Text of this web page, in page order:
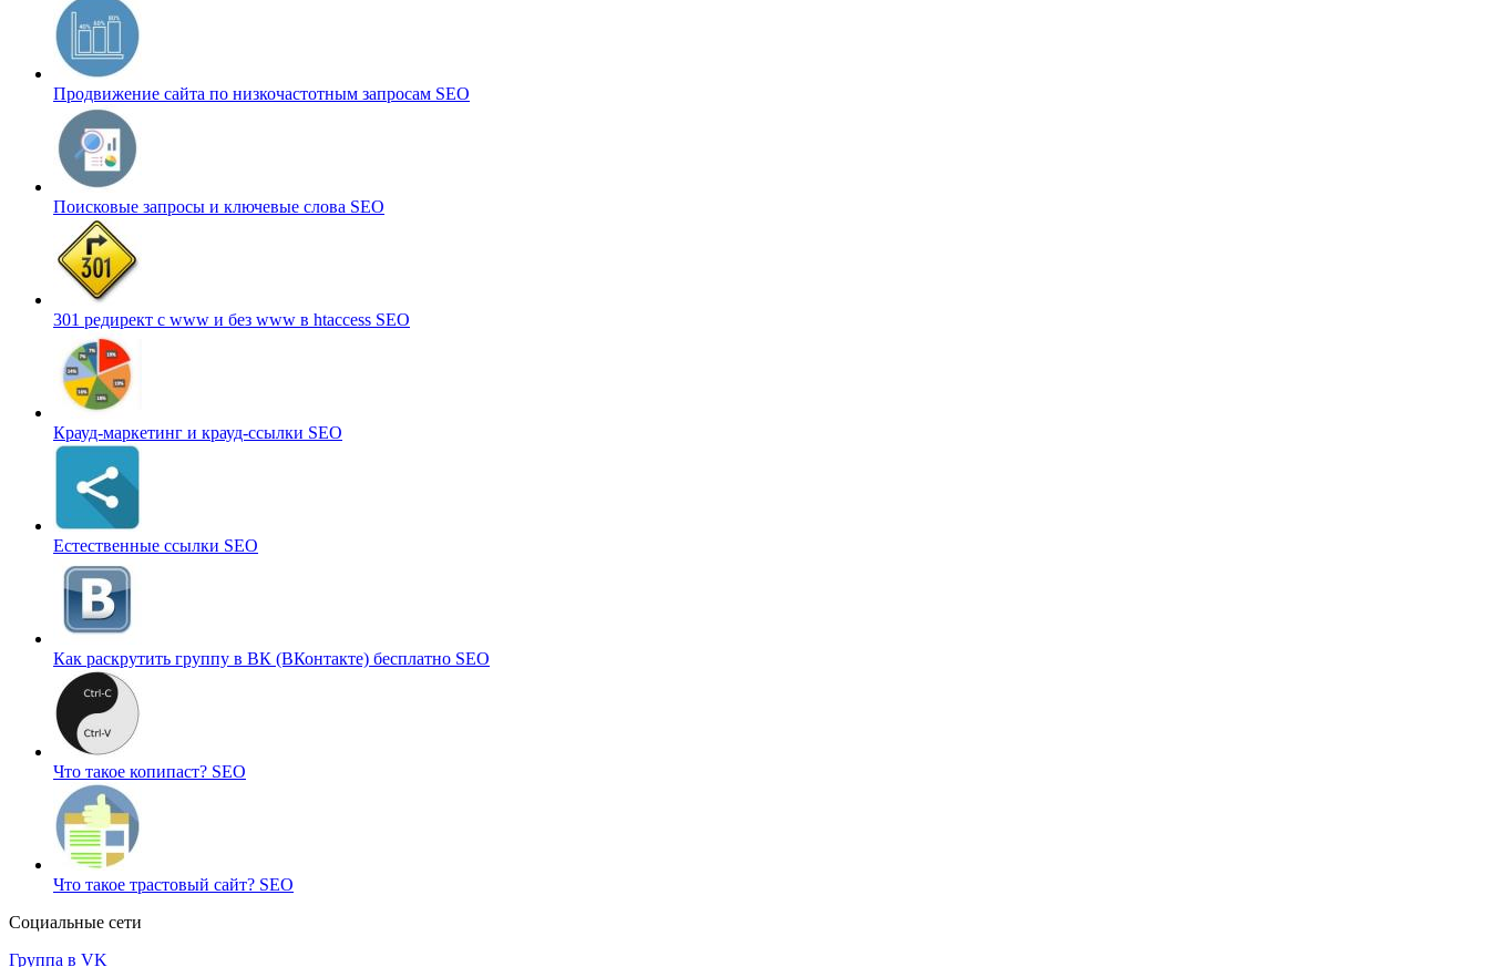
Продвижение сайта по низкочастотным запросам SEO
Поисковые запросы и ключевые слова SEO
301 редирект с www и без www в htaccess SEO
Крауд-маркетинг и крауд-ссылки SEO
Естественные ссылки SEO
Как раскрутить группу в ВК (ВКонтакте) бесплатно SEO
Что такое копипаст? SEO
Что такое трастовый сайт? SEO
Социальные сети
Группа в VK